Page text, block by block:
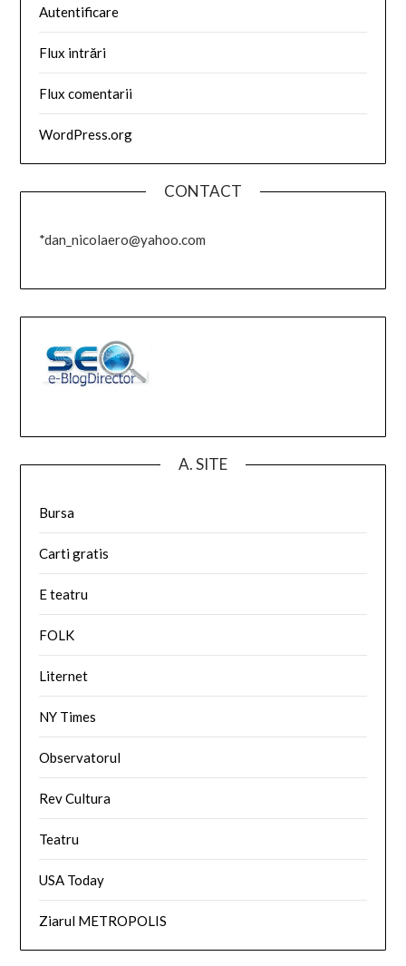
Autentificare
Flux intrări
Flux comentarii
WordPress.org
CONTACT
*dan_nicolaero@yahoo.com
A. SITE
Bursa
Carti gratis
E teatru
FOLK
Liternet
NY Times
Observatorul
Rev Cultura
Teatru
USA Today
Ziarul METROPOLIS